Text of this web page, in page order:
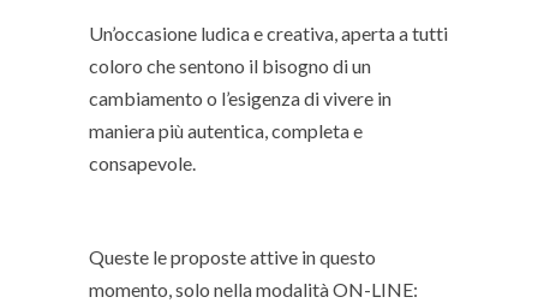
Un’occasione ludica e creativa, aperta a tutti
coloro che sentono il bisogno di un
cambiamento o l’esigenza di vivere in
maniera più autentica, completa e
consapevole.
Queste le proposte attive in questo
momento, solo nella modalità ON-LINE: